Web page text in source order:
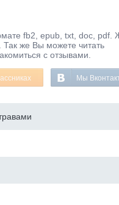
fb2, epub, txt, doc, pdf.
же Вы можете читать
с отзывами.
Мы